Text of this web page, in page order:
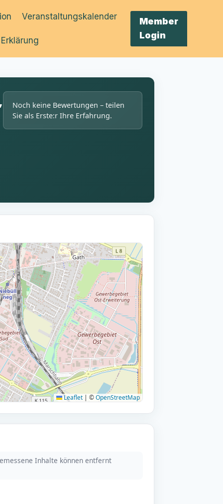
Veranstaltungskalender
Member
Login
Noch keine Bewertungen – teilen
Sie als Erste:r Ihre Erfahrung.
Leaflet | ©OpenStreetMap
Inhalte können entfernt